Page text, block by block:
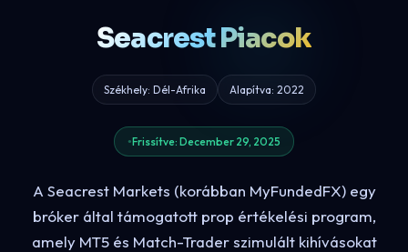
Seacrest Piacok
Székhely: Dél-Afrika Alapítva: 2022
Frissítve: December 29, 2025
A Seacrest Markets (korábban MyFundedFX) egy
bróker által támogatott prop értékelési program,
amely MT5 és Match-Trader szimulált kihívásokat